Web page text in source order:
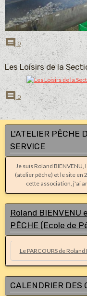
0
Les Loisirs de la
0
L'ATELIER PÊCHE
SERVICE
Je suis Roland
(atelier pêche) et le site en
cette association, j'ai
Roland BIENVENU
PÊCHE (Ecole de
Le PARCOURS de Roland
CALENDRIER DES